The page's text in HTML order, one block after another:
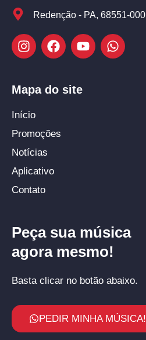
Redenção - PA, 68551-000
Mapa do site
Início
Promoções
Notícias
Aplicativo
Contato
Peça sua música
agora mesmo!
Basta clicar no botão abaixo.
PEDIR MINHA MÚSICA!